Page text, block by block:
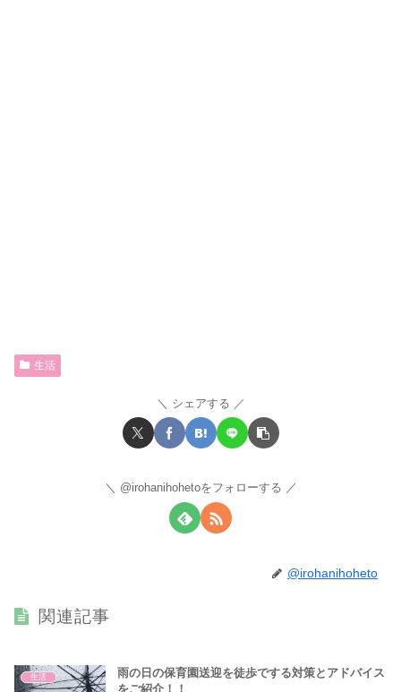
生活
シェアする
@irohanihohetoをフォローする
@irohanihoheto
関連記事
生活
雨の日の保育園送迎を徒歩でする対策とアドバイス
をご紹介！！